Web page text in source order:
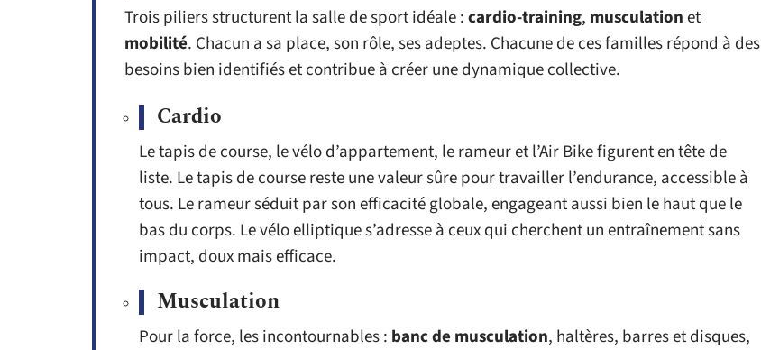
Trois piliers structurent la salle de sport idéale :cardio-training, musculationet
mobilité. Chacun a sa place, son rôle, ses adeptes. Chacune de ces familles répond à des
besoins bien identifiés et contribue à créer une dynamique collective.
Cardio
Le tapis de course, le vélo d’appartement, le rameur et l’Air Bike figurent en tête de
liste. Le tapis de course reste une valeur sûre pour travailler l’endurance, accessible à
tous. Le rameur séduit par son efficacité globale, engageant aussi bien le haut que le
bas du corps. Le vélo elliptique s’adresse à ceux qui cherchent un entraînement sans
impact, doux mais efficace.
Musculation
Pour la force, les incontournables : banc de musculation, haltères, barres et disques,